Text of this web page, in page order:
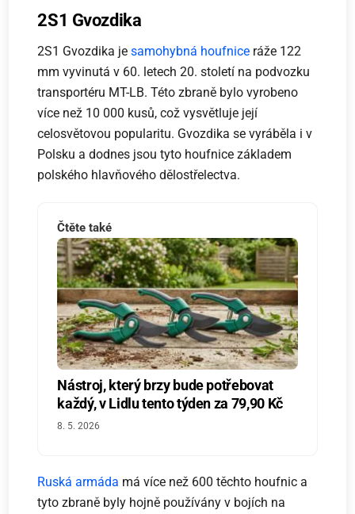
2S1 Gvozdika
2S1 Gvozdika jesamohybná houfnice ráže 122
mm vyvinutá v 60. letech 20. století na podvozku
transportéru MT-LB. Této zbraně bylo vyrobeno
více než 10 000 kusů, což vysvětluje její
celosvětovou popularitu. Gvozdika se vyráběla i v
Polsku a dodnes jsou tyto houfnice základem
polského hlavňového dělostřelectva.
Čtěte také
Nástroj, který brzy bude potřebovat
každý, v Lidlu tento týden za 79,90 Kč
8. 5. 2026
Ruská armáda má více než 600 těchto houfnic a
tyto zbraně byly hojně používány v bojích na